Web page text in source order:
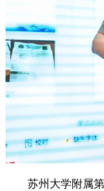
苏州大学附属第